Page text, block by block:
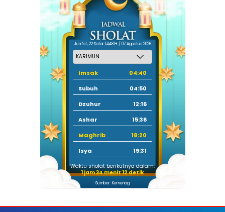
Jum'at, 22 Safar 1448 H / 07 Agustus 2026
Imsak
04:40
Subuh
04:50
Dzuhur
12:16
Ashar
15:36
Maghrib
18:20
Isya
19:31
Waktu sholat berikutnya dalam:
1 jam 34 menit 11 detik
Sumber: Kemenag